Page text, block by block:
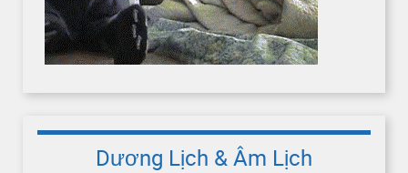
Dương Lịch & Âm Lịch